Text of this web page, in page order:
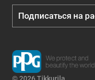
Подписаться на